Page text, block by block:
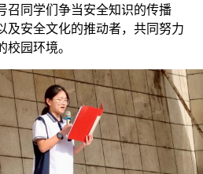
召同学们争当安全知识的传播
及安全文化的推动者，共同努力
校园环境。